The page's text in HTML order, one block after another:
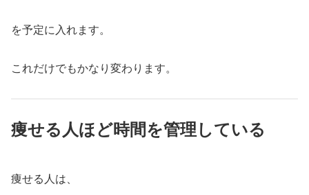
を予定に入れます。
これだけでもかなり変わります。
痩せる人ほど時間を管理している
痩せる人は、